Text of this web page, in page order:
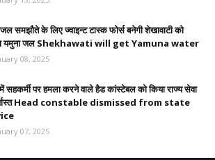
समझौते के लिए ज्वाइन्ट टास्क फोर्स बनेगी शेखावाटी को
यमुना जल Shekhawati will get Yamuna water
08, 2025
सहकर्मी पर हमला करने वाले हैड कांस्टेबल को किया राज्य सेवा
Head constable dismissed from state
07, 2025